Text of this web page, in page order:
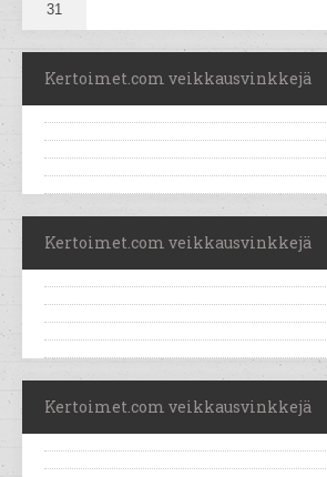
31
Kertoimet.com veikkausvinkkejä
Kertoimet.com veikkausvinkkejä
Kertoimet.com veikkausvinkkejä